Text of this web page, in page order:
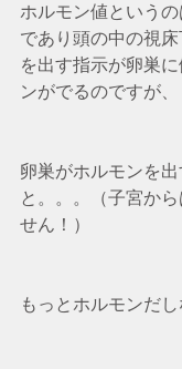
ホルモン値という
であり頭の中の視
を出す指示が卵巣
ンがでるのですが、
卵巣がホルモンを
と。。。（子宮か
せん！）
もっとホルモンだ